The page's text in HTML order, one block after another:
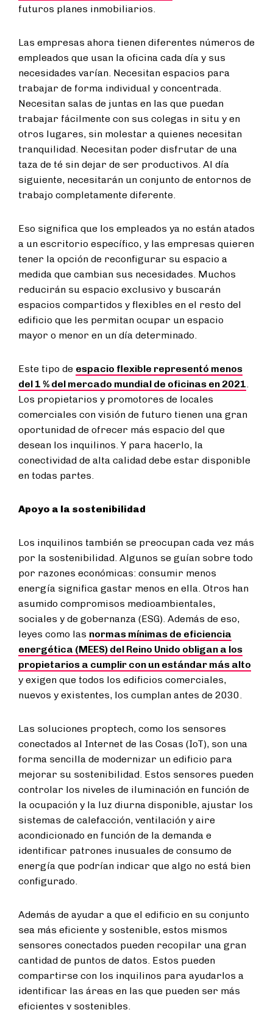
futuros planes inmobiliarios.
Las empresas ahora tienen diferentes números de
empleados que usan la oficina cada día y sus
necesidades varían. Necesitan espacios para
trabajar de forma individual y concentrada.
Necesitan salas de juntas en las que puedan
trabajar fácilmente con sus colegas in situ y en
otros lugares, sin molestar a quienes necesitan
tranquilidad. Necesitan poder disfrutar de una
taza de té sin dejar de ser productivos. Al día
siguiente, necesitarán un conjunto de entornos de
trabajo completamente diferente.
Eso significa que los empleados ya no están atados
a un escritorio específico, y las empresas quieren
tener la opción de reconfigurar su espacio a
medida que cambian sus necesidades. Muchos
reducirán su espacio exclusivo y buscarán
espacios compartidos y flexibles en el resto del
edificio que les permitan ocupar un espacio
mayor o menor en un día determinado.
Este tipo de espacio flexible representó menos
del 1 % del mercado mundial de oficinas en 2021.
Los propietarios y promotores de locales
comerciales con visión de futuro tienen una gran
oportunidad de ofrecer más espacio del que
desean los inquilinos. Y para hacerlo, la
conectividad de alta calidad debe estar disponible
en todas partes.
Apoyo a la sostenibilidad
Los inquilinos también se preocupan cada vez más
por la sostenibilidad. Algunos se guían sobre todo
por razones económicas: consumir menos
energía significa gastar menos en ella. Otros han
asumido compromisos medioambientales,
sociales y de gobernanza (ESG). Además de eso,
leyes como las normas mínimas de eficiencia
energética (MEES) del Reino Unido obligan a los
propietarios a cumplir con un estándar más alto
y exigen que todos los edificios comerciales,
nuevos y existentes, los cumplan antes de 2030.
Las soluciones proptech, como los sensores
conectados al Internet de las Cosas (IoT), son una
forma sencilla de modernizar un edificio para
mejorar su sostenibilidad. Estos sensores pueden
controlar los niveles de iluminación en función de
la ocupación y la luz diurna disponible, ajustar los
sistemas de calefacción, ventilación y aire
acondicionado en función de la demanda e
identificar patrones inusuales de consumo de
energía que podrían indicar que algo no está bien
configurado.
Además de ayudar a que el edificio en su conjunto
sea más eficiente y sostenible, estos mismos
sensores conectados pueden recopilar una gran
cantidad de puntos de datos. Estos pueden
compartirse con los inquilinos para ayudarlos a
identificar las áreas en las que pueden ser más
eficientes y sostenibles.